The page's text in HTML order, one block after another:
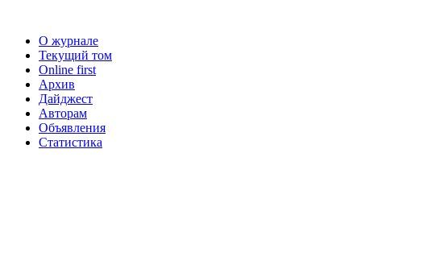
О журнале
Текущий том
Online first
Архив
Дайджест
Авторам
Объявления
Статистика